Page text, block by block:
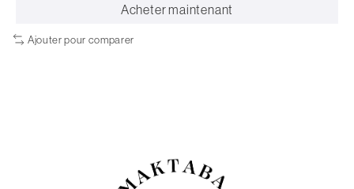
Acheter maintenant
Ajouter pour comparer